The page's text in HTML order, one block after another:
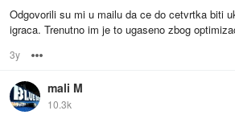
Odgovorili su mi u mailu da ce do cetvrtka biti
igraca. Trenutno im je to ugaseno zbog
3y
mali M
10.3k